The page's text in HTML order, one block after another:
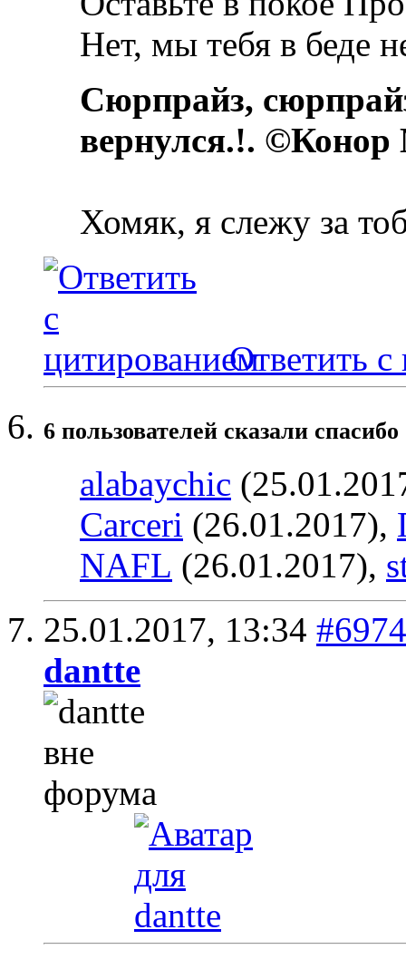
Нет, мы тебя в беде
Сюрпрайз,
вернулся.!.
Хомяк, я слежу за
Ответить с
6 пользователей сказали
alabaychic
Carceri (26.01.2017),
NAFL (26.01.2017),
25.01.2017, 13:34 #6974
dantte